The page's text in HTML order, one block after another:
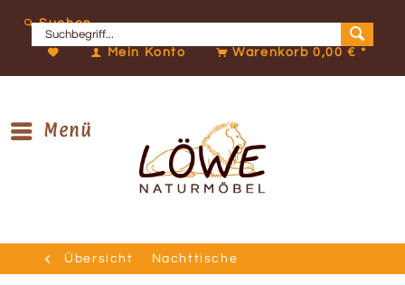
Suchen
Mein Konto Warenkorb0,00 € *
Menü
Übersicht Nachttische